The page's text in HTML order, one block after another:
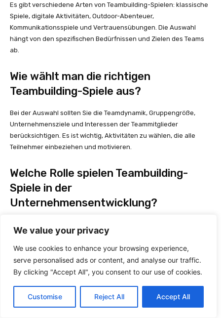
We value your privacy
We use cookies to enhance your browsing experience,
serve personalised ads or content, and analyse our traffic.
By clicking "Accept All", you consent to our use of cookies.
Customise Reject All Accept All
Es gibt verschiedene Arten von Teambuilding-Spielen: klassische
Spiele, digitale Aktivitäten, Outdoor-Abenteuer,
Kommunikationsspiele und Vertrauensübungen. Die Auswahl
hängt von den spezifischen Bedürfnissen und Zielen des Teams
ab.
Wie wählt man die richtigen
Teambuilding-Spiele aus?
Bei der Auswahl sollten Sie die Teamdynamik, Gruppengröße,
Unternehmensziele und Interessen der Teammitglieder
berücksichtigen. Es ist wichtig, Aktivitäten zu wählen, die alle
Teilnehmer einbeziehen und motivieren.
Welche Rolle spielen Teambuilding-
Spiele in der
Unternehmensentwicklung?
die Mitarbeiterbindung und steigern die Produktivität. Sie tragen
zur Entwicklung einer positiven Unternehmenskultur und zur
persönlichen und beruflichen Entwicklung der Mitarbeiter bei.
Wie kann man den Erfolg von
Teambuilding-Spielen messen?